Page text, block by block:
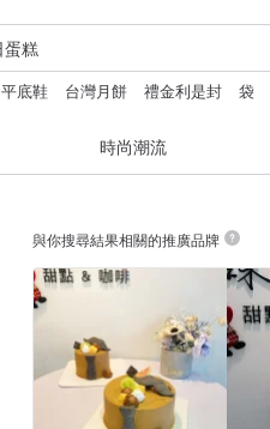
平底鞋 台灣月餅 禮金利是封 袋
時尚潮流
與你搜尋結果相關的推廣品牌